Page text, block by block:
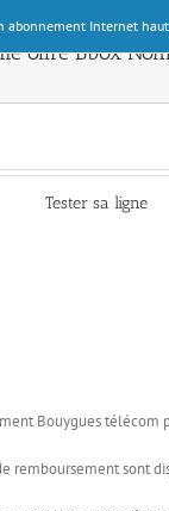
abonnement Internet
Tester sa ligne
offre Bbox
Bouygues télécom
remboursement sont